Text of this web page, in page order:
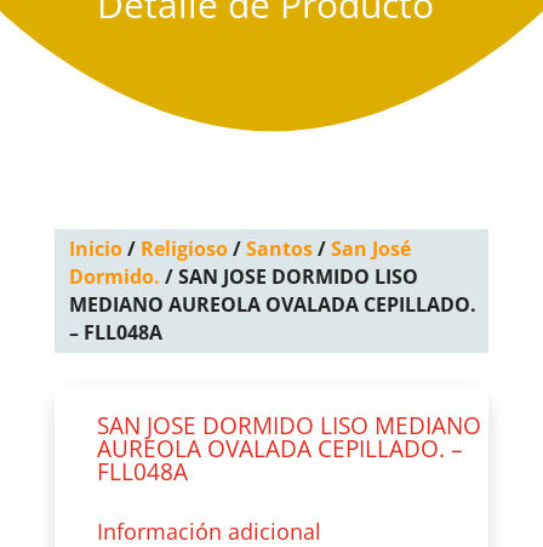
Inicio/ Religioso/Santos/San José
Dormido. / SAN JOSE DORMIDO LISO
MEDIANO AUREOLA OVALADA CEPILLADO.
– FLL048A
SAN JOSE DORMIDO LISO MEDIANO
AUREOLA OVALADA CEPILLADO. –
FLL048A
Información adicional